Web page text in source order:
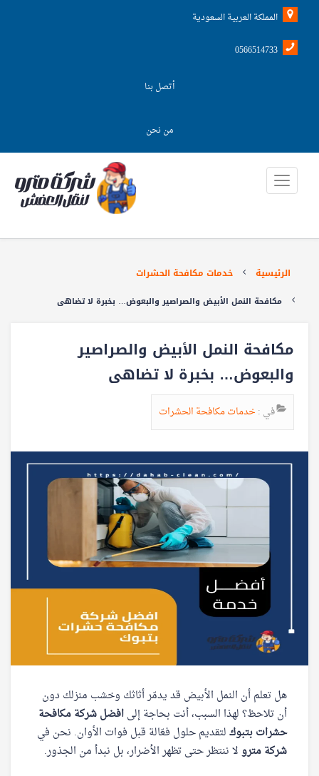
المملكة العربية السعودية
0566514733
أتصل بنا
من نحن
الرئيسية خدمات مكافحة الحشرات
مكافحة النمل الأبيض والصراصير والبعوض… بخبرة لا تضاهى
مكافحة النمل الأبيض والصراصير
والبعوض… بخبرة لا تضاهى
في : خدمات مكافحة الحشرات
هل تعلم أن النمل الأبيض قد يدمّر أثاثك وخشب منزلك دون
أن تلاحظ؟ لهذا السبب، أنت بحاجة إلىافضل شركة مكافحة
حشرات بتبوكلتقديم حلول فعّالة قبل فوات الأوان. نحن في
شركة مترولا ننتظر حتى تظهر الأضرار، بل نبدأ من الجذور.